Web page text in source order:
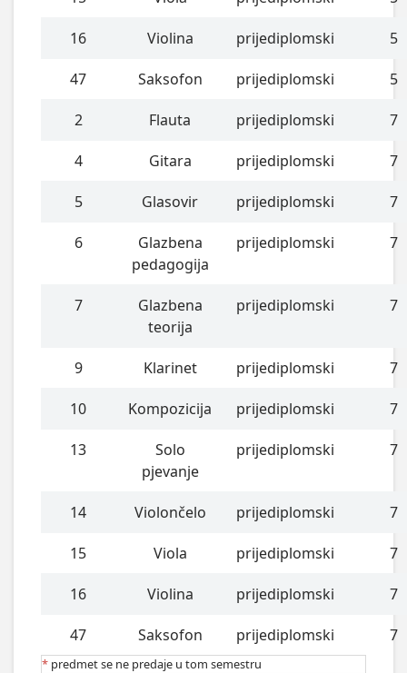
16 Violina prijediplomski 5
47 Saksofon prijediplomski 5
2 Flauta prijediplomski 7
4 Gitara prijediplomski 7
5 Glasovir prijediplomski 7
6
Glazbena
pedagogija
prijediplomski 7
7
Glazbena
teorija
prijediplomski 7
9 Klarinet prijediplomski 7
10 Kompozicija prijediplomski 7
13
Solo
pjevanje
prijediplomski 7
14 Violončelo prijediplomski 7
15 Viola prijediplomski 7
16 Violina prijediplomski 7
47 Saksofon prijediplomski 7
* predmet se ne predaje u tom semestru